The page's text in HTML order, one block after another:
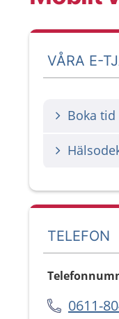
VÅRA E-
Boka
TELEFON
0611-